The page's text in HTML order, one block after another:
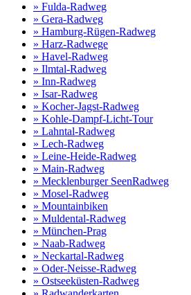
» Fulda-Radweg
» Gera-Radweg
» Hamburg-Rügen-Radweg
» Harz-Radwege
» Havel-Radweg
» Ilmtal-Radweg
» Inn-Radweg
» Isar-Radweg
» Kocher-Jagst-Radweg
» Kohle-Dampf-Licht-Tour
» Lahntal-Radweg
» Lech-Radweg
» Leine-Heide-Radweg
» Main-Radweg
» Mecklenburger SeenRadweg
» Mosel-Radweg
» Mountainbiken
» Muldental-Radweg
» München-Prag
» Naab-Radweg
» Neckartal-Radweg
» Oder-Neisse-Radweg
» Ostseeküsten-Radweg